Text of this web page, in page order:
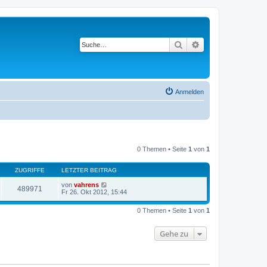
Suche
Anmelden
0 Themen • Seite 1 von 1
ZUGRIFFE LETZTER BEITRAG
489971 von vahrens
Fr 26. Okt 2012, 15:44
0 Themen • Seite 1 von 1
Gehe zu